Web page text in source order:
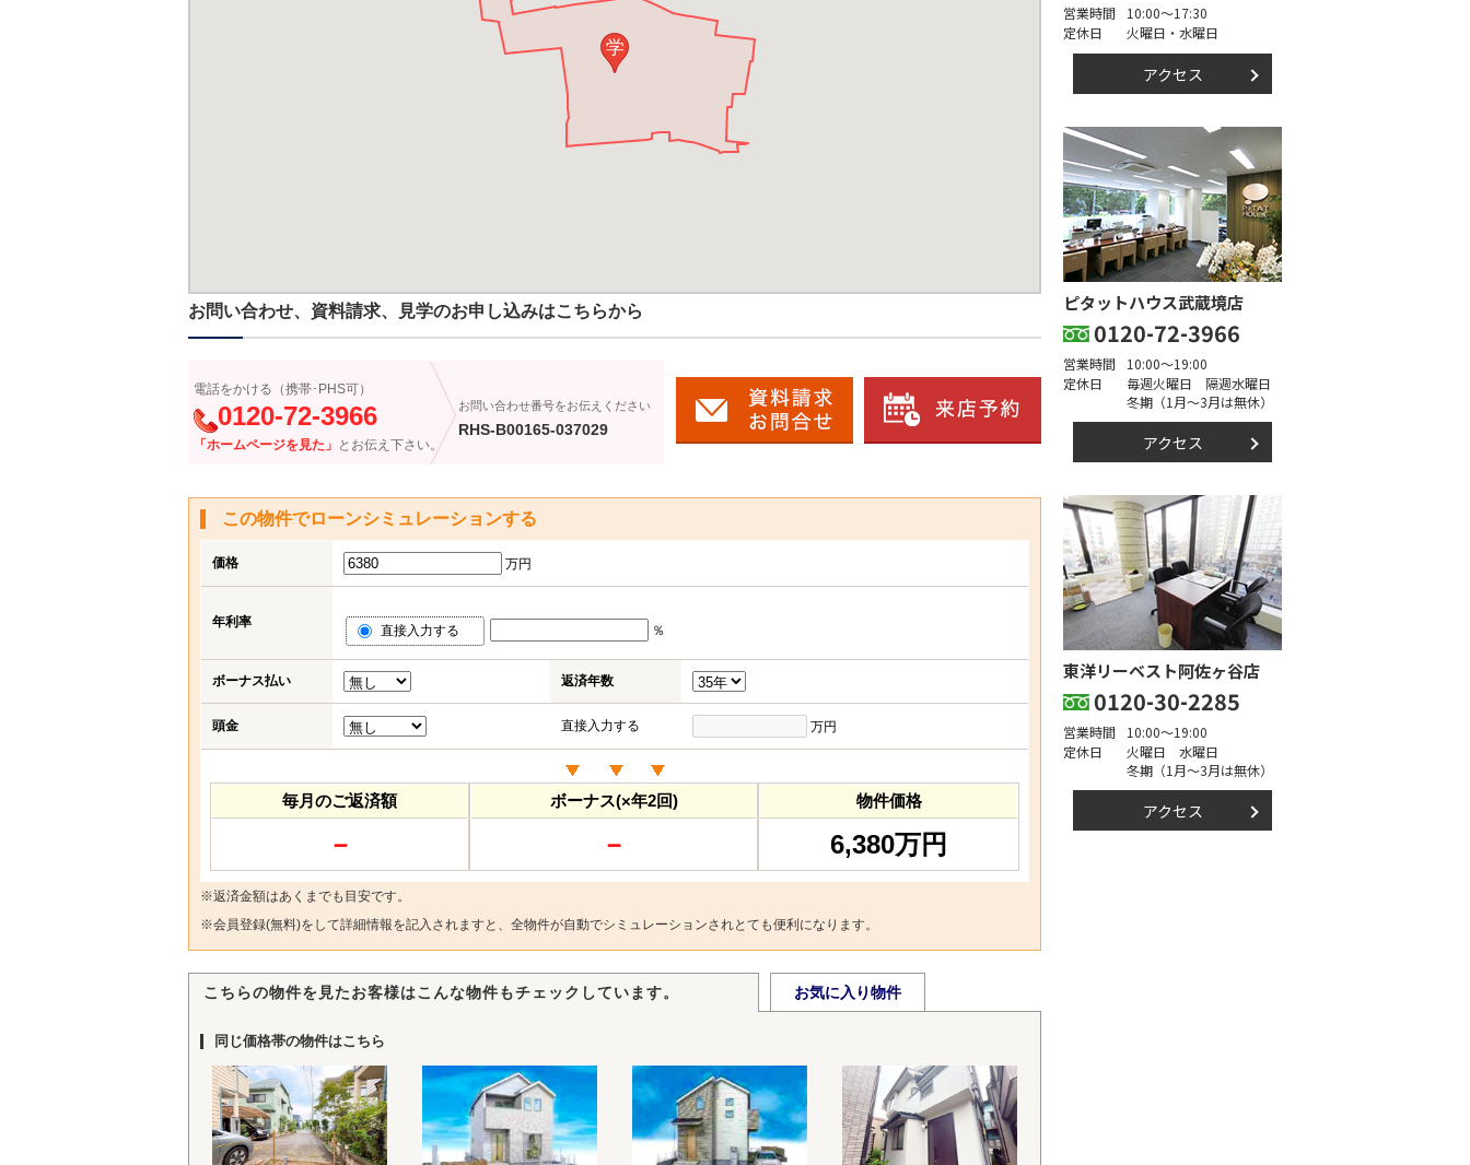
学
お問い合わせ、資料請求、見学のお申し込みはこちらから
電話をかける（携帯･PHS可）
0120-72-3966
「ホームページを見た」 とお伝え下さい。
お問い合わせ番号をお伝えください
RHS-B00165-037029
この物件でローンシミュレーションする
価格 万円
年利率
直接入力する ％
ボーナス払い 返済年数
頭金 直接入力する 万円
毎月のご返済額
－
ボーナス(×年2回)
－
物件価格
6,380万円
※返済金額はあくまでも目安です。
※会員登録(無料)をして詳細情報を記入されますと、全物件が自動でシミュレーションされとても便利になります。
こちらの物件を見たお客様はこんな物件もチェックしています。 お気に入り物件
同じ価格帯の物件はこちら
営業時間
10:00～17:30
定休日
火曜日・水曜日
アクセス
ピタットハウス武蔵境店
0120-72-3966
営業時間
10:00～19:00
定休日
毎週火曜日 隔週水曜日
冬期（1月～3月は無休）
アクセス
東洋リーベスト阿佐ヶ谷店
0120-30-2285
営業時間
10:00～19:00
定休日
火曜日 水曜日
冬期（1月～3月は無休）
アクセス